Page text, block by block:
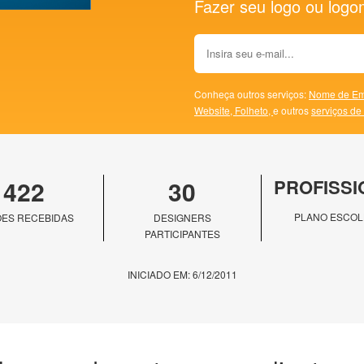
Fazer seu logo ou
Conheça outros serviços: Nome de
Website, Folheto, e outrosserviços
422
RECEBIDAS
30
DESIGNERS
PARTICIPANTES
PLANO
INICIADO EM: 6/12/2011